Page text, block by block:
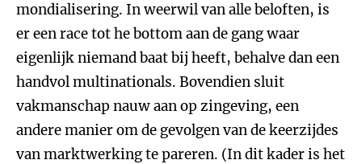
mondialisering. In weerwil van alle beloften, is
er een race tot he bottom aan de gang waar
eigenlijk niemand baat bij heeft, behalve dan een
handvol multinationals. Bovendien sluit
vakmanschap nauw aan op zingeving, een
andere manier om de gevolgen van de keerzijdes
van marktwerking te pareren. (In dit kader is het